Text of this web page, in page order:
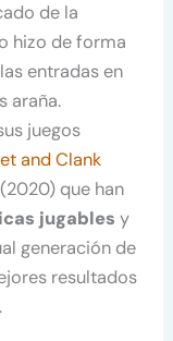
de la
hizo de forma
entradas en
araña.
juegos
and Clank
(2020) que han
jugablesy
generación de
resultados